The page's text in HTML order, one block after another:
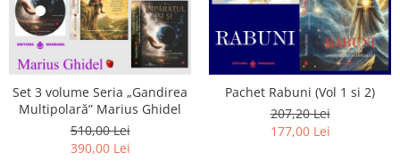
Set 3 volume Seria „Gandirea
Multipolară” Marius Ghidel
510,00 Lei
390,00 Lei
Pachet Rabuni (Vol 1 si 2)
207,20 Lei
177,00 Lei